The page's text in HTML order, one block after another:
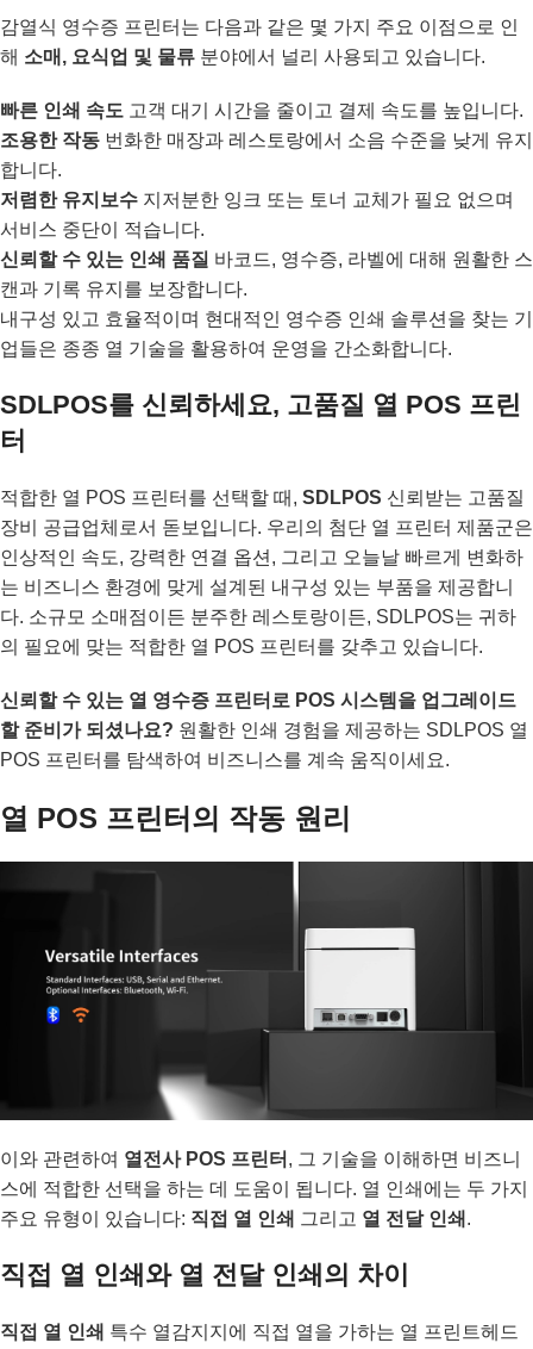
감열식 영수증 프린터는 다음과 같은 몇 가지 주요 이점으로 인
해 소매, 요식업 및 물류 분야에서 널리 사용되고 있습니다.
빠른 인쇄 속도 고객 대기 시간을 줄이고 결제 속도를 높입니다.
조용한 작동 번화한 매장과 레스토랑에서 소음 수준을 낮게 유지
합니다.
저렴한 유지보수 지저분한 잉크 또는 토너 교체가 필요 없으며
서비스 중단이 적습니다.
신뢰할 수 있는 인쇄 품질 바코드, 영수증, 라벨에 대해 원활한 스
캔과 기록 유지를 보장합니다.
내구성 있고 효율적이며 현대적인 영수증 인쇄 솔루션을 찾는 기
업들은 종종 열 기술을 활용하여 운영을 간소화합니다.
SDLPOS를 신뢰하세요, 고품질 열 POS 프린
터
적합한 열 POS 프린터를 선택할 때, SDLPOS 신뢰받는 고품질
장비 공급업체로서 돋보입니다. 우리의 첨단 열 프린터 제품군은
인상적인 속도, 강력한 연결 옵션, 그리고 오늘날 빠르게 변화하
는 비즈니스 환경에 맞게 설계된 내구성 있는 부품을 제공합니
다. 소규모 소매점이든 분주한 레스토랑이든, SDLPOS는 귀하
의 필요에 맞는 적합한 열 POS 프린터를 갖추고 있습니다.
신뢰할 수 있는 열 영수증 프린터로 POS 시스템을 업그레이드
할 준비가 되셨나요? 원활한 인쇄 경험을 제공하는 SDLPOS 열
POS 프린터를 탐색하여 비즈니스를 계속 움직이세요.
열 POS 프린터의 작동 원리
이와 관련하여 열전사 POS 프린터 , 그 기술을 이해하면 비즈니
스에 적합한 선택을 하는 데 도움이 됩니다. 열 인쇄에는 두 가지
주요 유형이 있습니다: 직접 열 인쇄 그리고 열 전달 인쇄 .
직접 열 인쇄와 열 전달 인쇄의 차이
직접 열 인쇄 특수 열감지지에 직접 열을 가하는 열 프린트헤드